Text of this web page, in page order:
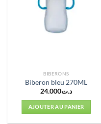
BIBERONS
Biberon bleu 270ML
د.ت24.000
AJOUTER AU PANIER